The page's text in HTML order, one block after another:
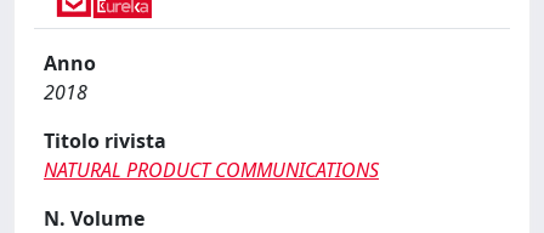
Anno
2018
Titolo rivista
NATURAL PRODUCT COMMUNICATIONS
N. Volume